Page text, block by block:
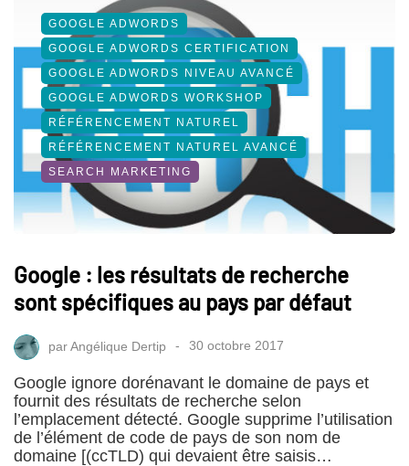
GOOGLE ADWORDS
GOOGLE ADWORDS CERTIFICATION
GOOGLE ADWORDS NIVEAU AVANCÉ
GOOGLE ADWORDS WORKSHOP
RÉFÉRENCEMENT NATUREL
RÉFÉRENCEMENT NATUREL AVANCÉ
SEARCH MARKETING
Google : les résultats de recherche
sont spécifiques au pays par défaut
parAngélique Dertip 30 octobre 2017
Google ignore dorénavant le domaine de pays et
fournit des résultats de recherche selon
l’emplacement détecté. Google supprime l’utilisation
de l’élément de code de pays de son nom de
domaine [(ccTLD) qui devaient être saisis…